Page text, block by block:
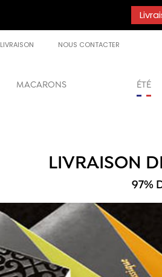
LIVRAISON NOUS CONTACTER
MACARONS ÉTÉ
LIVRAISON
97%